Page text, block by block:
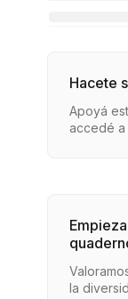
Hacete
Apoyá
accedé a
la